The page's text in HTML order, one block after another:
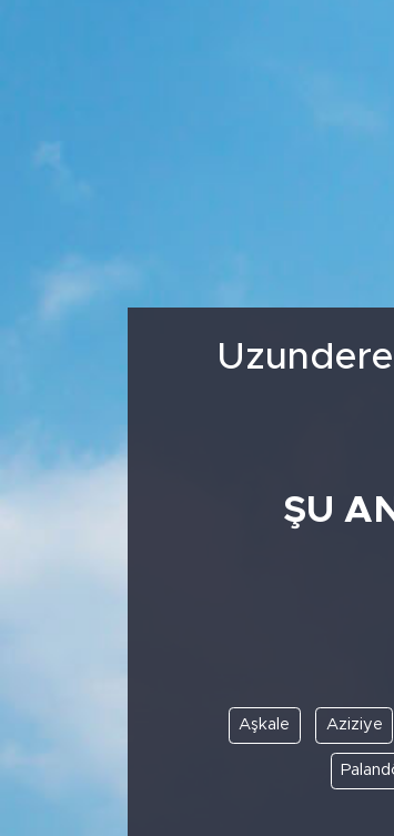
ŞU AN
Aşkale Aziziye
GURBETTEN SILAYA
Ulusal Son Dakika Haberleri